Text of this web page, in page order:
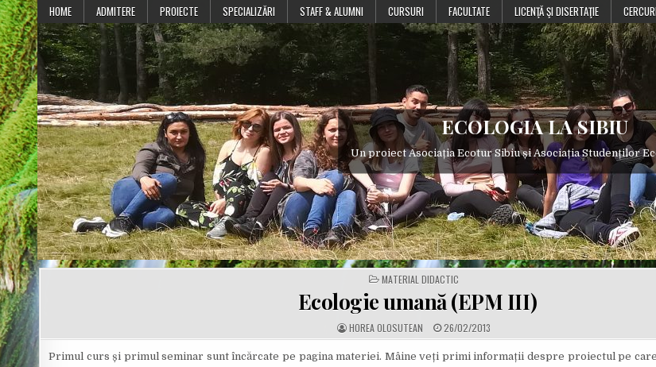
Skip
to
content
HOME ADMITERE PROIECTE SPECIALIZĂRI STAFF & ALUMNI CURSURI FACULTATE LICENŢĂ ŞI DISERTAŢIE
ECOLOGIA LA SIBIU
Un proiect Asociația Ecotur Sibiu și Asociația Studenților
POSTED
IN
MATERIAL DIDACTIC
Ecologie umană (EPM III)
A
U
H
HOREA OLOSUTEAN P
U
L
26/02/2013
Primul curs și primul seminar sunt încărcate pe pagina materiei. Mâine veți primi informații despre proiectul pe